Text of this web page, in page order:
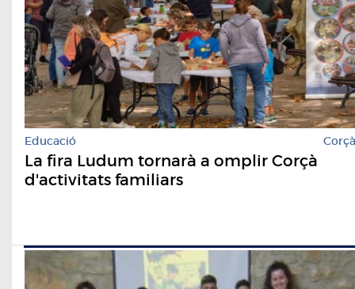
Educació Corçà
La fira Ludum tornarà a omplir Corçà
d'activitats familiars